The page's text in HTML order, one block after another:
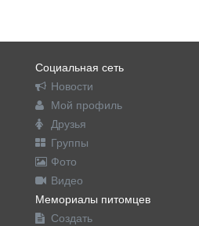
Социальная сеть
Новости
Мой профиль
Друзья
Группы
Фото
Видео
Мемориалы питомцев
Создать